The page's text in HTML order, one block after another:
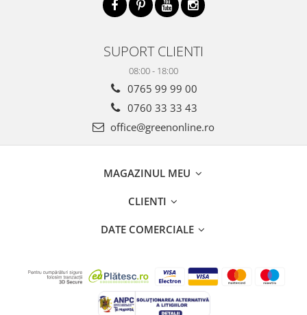
SUPORT CLIENTI
08:00 - 18:00
0765 99 99 00
0760 33 33 43
office@greenonline.ro
MAGAZINUL MEU
CLIENTI
DATE COMERCIALE